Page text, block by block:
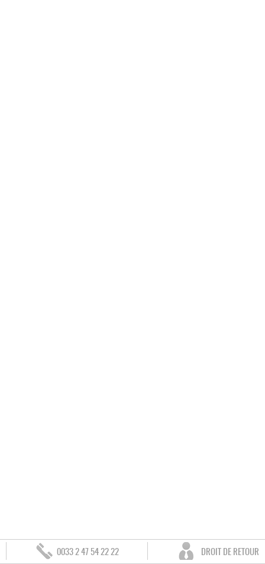
0033 2 47 54 22 22 DROIT DE RETOUR